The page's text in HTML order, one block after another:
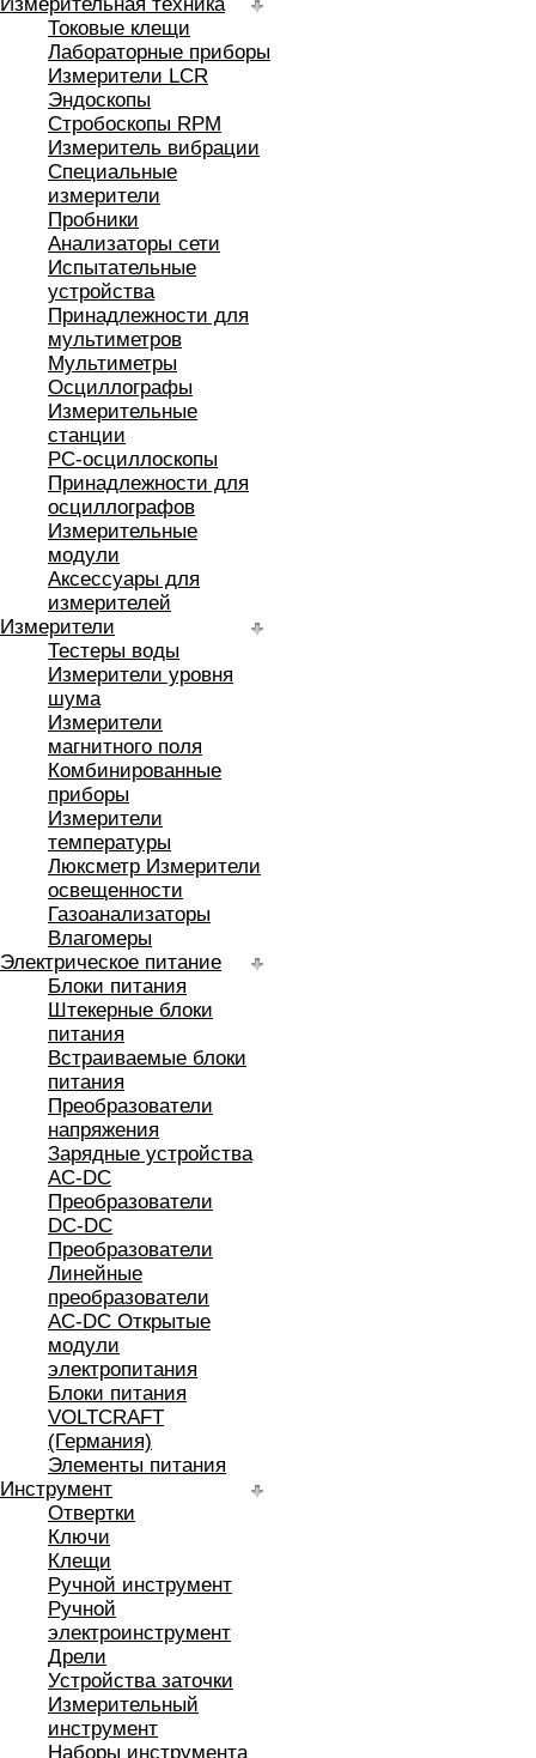
Токовые клещи
Лабораторные приборы
Измерители LCR
Эндоскопы
Стробоскопы RPM
Измеритель вибрации
Специальные
измерители
Пробники
Анализаторы сети
Испытательные
устройства
Принадлежности для
мультиметров
Мультиметры
Осциллографы
Измерительные
станции
РС-осциллоскопы
Принадлежности для
осциллографов
Измерительные
модули
Аксессуары для
измерителей
Измерители
Тестеры воды
Измерители уровня
шума
Измерители
магнитного поля
Комбинированные
приборы
Измерители
температуры
Люксметр Измерители
освещенности
Газоанализаторы
Влагомеры
Электрическое питание
Блоки питания
Штекерные блоки
питания
Встраиваемые блоки
питания
Преобразователи
напряжения
Зарядные устройства
AC-DC
Преобразователи
DC-DC
Преобразователи
Линейные
преобразователи
AC-DC Открытые
модули
электропитания
Блоки питания
VOLTCRAFT
(Германия)
Элементы питания
Инструмент
Отвертки
Ключи
Клещи
Ручной инструмент
Ручной
электроинструмент
Дрели
Устройства заточки
Измерительный
инструмент
Наборы инструмента